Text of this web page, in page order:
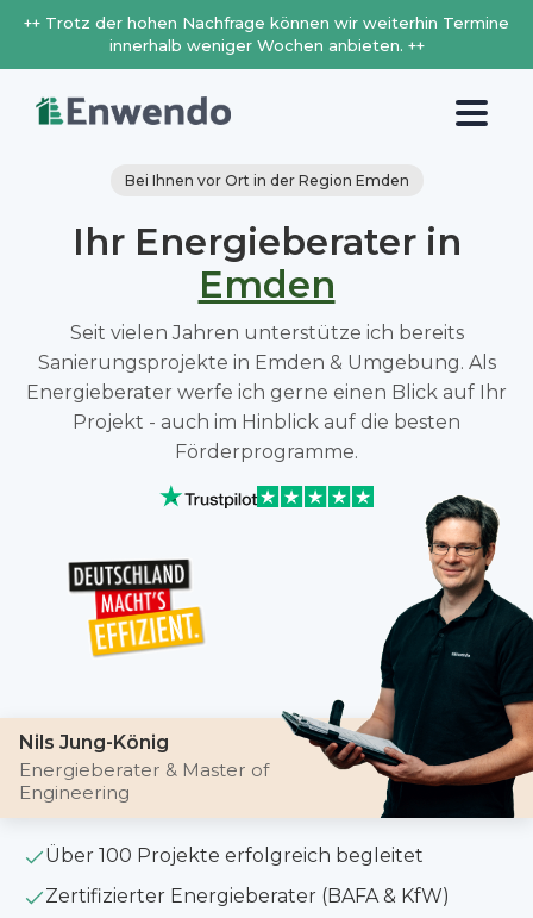
++ Trotz der hohen Nachfrage können wir weiterhin Termine
innerhalb weniger Wochen anbieten. ++
Bei Ihnen vor Ort in der Region Emden
Ihr Energieberater in
Emden
Seit vielen Jahren unterstütze ich bereits
Sanierungsprojekte in Emden & Umgebung. Als
Energieberater werfe ich gerne einen Blick auf Ihr
Projekt - auch im Hinblick auf die besten
Förderprogramme.
Nils Jung-König
Energieberater & Master of
Engineering
Über 100 Projekte erfolgreich begleitet
Zertifizierter Energieberater (BAFA & KfW)